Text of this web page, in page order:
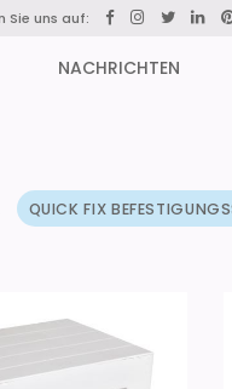
Sie uns auf:
NACHRICHTEN
QUICK FIX